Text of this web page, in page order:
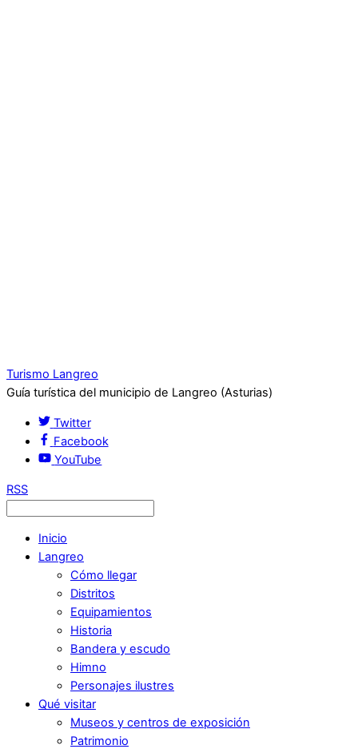
Turismo Langreo
Guía turística del municipio de Langreo (Asturias)
Twitter
Facebook
YouTube
RSS
Inicio
Langreo
Cómo llegar
Distritos
Equipamientos
Historia
Bandera y escudo
Himno
Personajes ilustres
Qué visitar
Museos y centros de exposición
Patrimonio